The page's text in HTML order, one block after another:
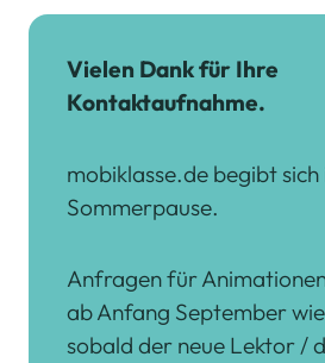
Vielen Dank für Ihre
Kontaktaufnahme.
mobiklasse.de begibt sich
Sommerpause.
Anfragen für
ab Anfang September
sobald der neue Lektor /